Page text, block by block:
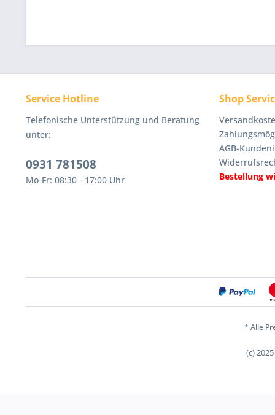
Service Hotline
Telefonische Unterstützung und Beratung
unter:
0931 781508
Mo-Fr: 08:30 - 17:00 Uhr
Shop
AGB-
Bestellung
* Alle
(c)